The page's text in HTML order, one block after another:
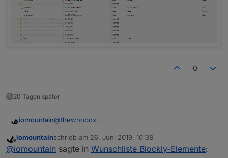
0
20 Tagen später
iomountain@thewhobox
wieder aufgeben.
Was ich noch brauchen könnte:
Offline
iomountainschrieb am 26. Juni 2019, 10:38
zuletzt editiert von
@iomountain sagte in Wunschliste Blockly-Elemente: